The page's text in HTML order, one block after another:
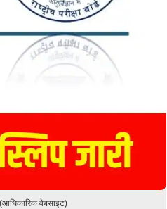
वेबसाइट)